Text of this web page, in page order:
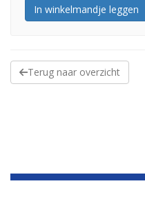
In winkelmandje leggen
Terug naar overzicht